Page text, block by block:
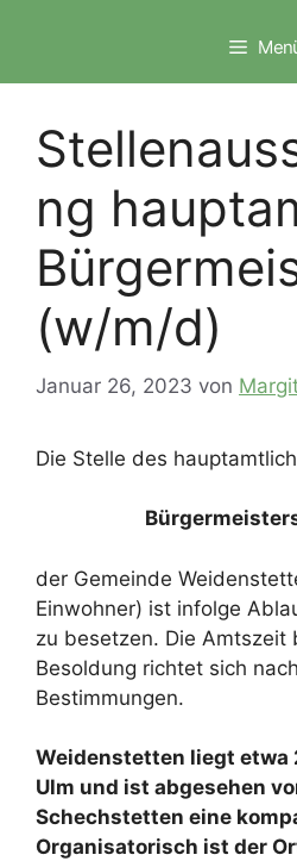
ng
(w/m/d)
Januar 26, 2023 von
Die Stelle des
der Gemeinde
Einwohner) ist infolge
zu besetzen. Die Amtszeit
Besoldung richtet sich
Bestimmungen.
Weidenstetten liegt etwa
Ulm und ist abgesehen
Schechstetten eine
Organisatorisch ist der